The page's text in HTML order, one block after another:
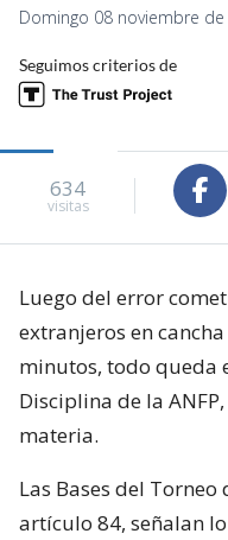
Domingo 08 noviembre
Seguimos criterios de
634
visitas
Luego del error
extranjeros en
minutos, todo queda
Disciplina de la
materia.
Las Bases del
artículo 84, señalan